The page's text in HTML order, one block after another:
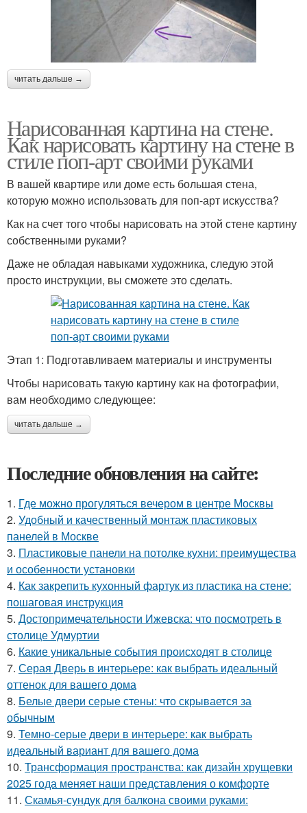
читать дальше →
Нарисованная картина на стене.
Как нарисовать картину на стене в
стиле поп-арт своими руками
В вашей квартире или доме есть большая стена,
которую можно использовать для поп-арт искусства?
Как на счет того чтобы нарисовать на этой стене картину
собственными руками?
Даже не обладая навыками художника, следую этой
просто инструкции, вы сможете это сделать.
Этап 1: Подготавливаем материалы и инструменты
Чтобы нарисовать такую картину как на фотографии,
вам необходимо следующее:
читать дальше →
Последние обновления на сайте:
1. Где можно прогуляться вечером в центре Москвы
2. Удобный и качественный монтаж пластиковых
панелей в Москве
3. Пластиковые панели на потолке кухни: преимущества
и особенности установки
4. Как закрепить кухонный фартук из пластика на стене:
пошаговая инструкция
5. Достопримечательности Ижевска: что посмотреть в
столице Удмуртии
6. Какие уникальные события происходят в столице
7. Серая Дверь в интерьере: как выбрать идеальный
оттенок для вашего дома
8. Белые двери серые стены: что скрывается за
обычным
9. Темно-серые двери в интерьере: как выбрать
идеальный вариант для вашего дома
10. Трансформация пространства: как дизайн хрущевки
2025 года меняет наши представления о комфорте
11. Скамья-сундук для балкона своими руками: